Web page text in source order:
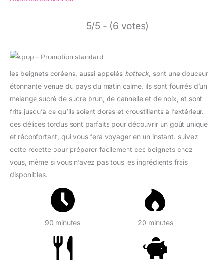
5/5 - (6 votes)
les beignets coréens, aussi appelés hotteok, sont une douceur
étonnante venue du pays du matin calme. ils sont fourrés d’un
mélange sucré de sucre brun, de cannelle et de noix, et sont
frits jusqu’à ce qu’ils soient dorés et croustillants à l’extérieur.
ces délices tordus sont parfaits pour découvrir un goût unique
et réconfortant, qui vous fera voyager en un instant. suivez
cette recette pour préparer facilement ces beignets chez
vous, même si vous n’avez pas tous les ingrédients frais
disponibles.
90 minutes 20 minutes